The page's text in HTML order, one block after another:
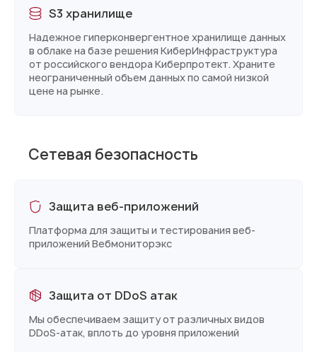
S3 хранилище
Надежное гиперконвергентное хранилище данных
в облаке на базе решения КиберИнфраструктура
от российского вендора Киберпротект. Храните
неограниченный объем данных по самой низкой
цене на рынке.
Сетевая безопасность
Защита веб-приложений
Платформа для защиты и тестирования веб-
приложений Вебмониторэкс
Защита от DDoS атак
Мы обеспечиваем защиту от различных видов
DDoS-атак, вплоть до уровня приложений